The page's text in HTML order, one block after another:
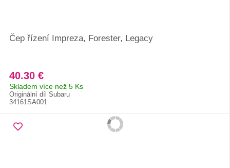
Čep řízení Impreza, Forester, Legacy
40.30 €
Skladem více než 5 Ks
Originální díl Subaru
34161SA001